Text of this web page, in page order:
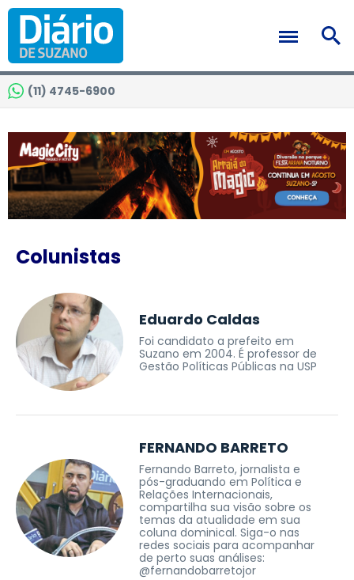
(11) 4745-6900
Colunistas
Eduardo Caldas
Foi candidato a prefeito em
Suzano em 2004. É professor de
Gestão Políticas Públicas na USP
FERNANDO BARRETO
Fernando Barreto, jornalista e
pós-graduando em Política e
Relações Internacionais,
compartilha sua visão sobre os
temas da atualidade em sua
coluna dominical. Siga-o nas
redes sociais para acompanhar
de perto suas análises:
@fernandobarretojor